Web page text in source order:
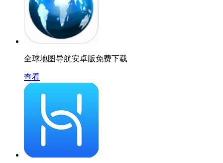
全球地图导航安卓版免费下载
查看